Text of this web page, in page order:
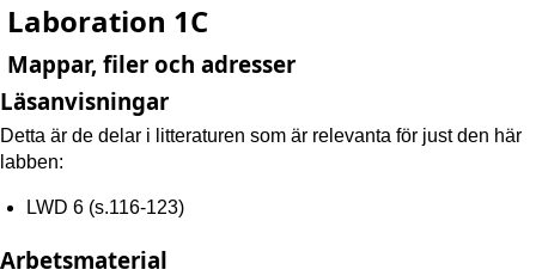
Laboration 1C
Mappar, filer och adresser
Läsanvisningar
Detta är de delar i litteraturen som är relevanta för just den här
labben:
LWD 6 (s.116-123)
Arbetsmaterial